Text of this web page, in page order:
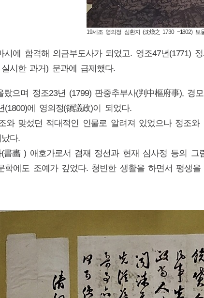
19세조 영의정 심환지 (沈煥之 1730 ~1802) 보
시에 합격해 의금부도사가 되었고. 영조47년(1771)
시한 과거) 문과에 급제했다.
랐으며 정조23년 (1799) 판중추부사(判中樞府事), 경
에 영의정(領議政)이 되었다.
와 맞섰던 적대적인 인물로 알려져 있었으나 정조
다.
畵 ) 애호가로서 겸재 정선과 현재 심사정 등의 그
학에도 조예가 깊었다. 청빈한 생활을 하면서 평생